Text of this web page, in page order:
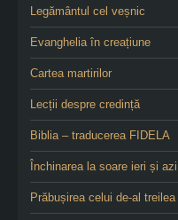
Legământul cel veșnic
Evanghelia în creațiune
Cartea martirilor
Lecții despre credință
Biblia – traducerea FIDELA
Închinarea la soare ieri și azi
Prăbușirea celui de-al